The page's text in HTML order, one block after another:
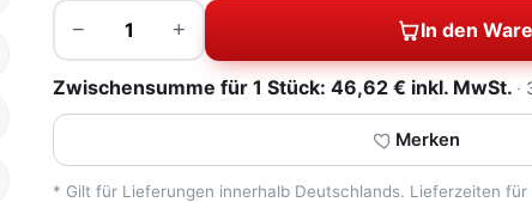
−
Menge
+ In den
Zwischensumme für 1 Stück: 46,62 € inkl. MwSt.
Merken
* Gilt für Lieferungen innerhalb Deutschlands. Lieferzeiten für